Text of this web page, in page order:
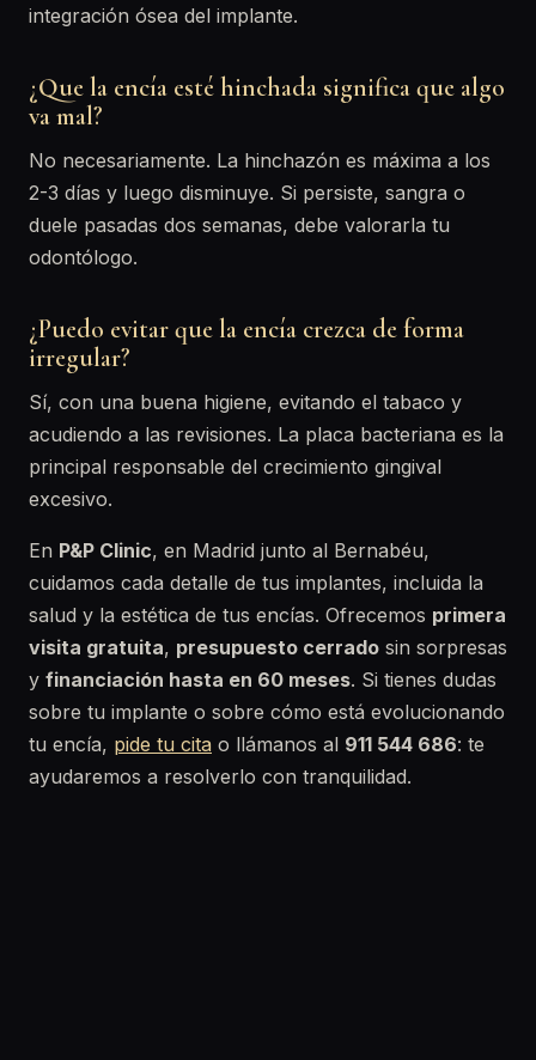
integración ósea del implante.
¿Que la encía esté hinchada significa que algo
va mal?
No necesariamente. La hinchazón es máxima a los
2-3 días y luego disminuye. Si persiste, sangra o
duele pasadas dos semanas, debe valorarla tu
odontólogo.
¿Puedo evitar que la encía crezca de forma
irregular?
Sí, con una buena higiene, evitando el tabaco y
acudiendo a las revisiones. La placa bacteriana es la
principal responsable del crecimiento gingival
excesivo.
En P&P Clinic, en Madrid junto al Bernabéu,
cuidamos cada detalle de tus implantes, incluida la
salud y la estética de tus encías. Ofrecemos primera
visita gratuita, presupuesto cerrado sin sorpresas
y financiación hasta en 60 meses. Si tienes dudas
sobre tu implante o sobre cómo está evolucionando
tu encía, pide tu cita o llámanos al 911 544 686: te
ayudaremos a resolverlo con tranquilidad.